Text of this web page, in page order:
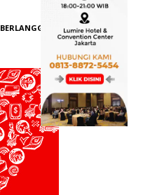
BERLANGGANAN